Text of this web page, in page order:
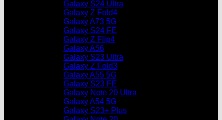
Galaxy S24 Ultra
Galaxy Z Fold4
Galaxy A73 5G
Galaxy S24 FE
Galaxy Z Flip4
Galaxy A56
Galaxy S23 Ultra
Galaxy Z Fold3
Galaxy A55 5G
Galaxy S23 FE
Galaxy Note 20 Ultra
Galaxy A54 5G
Galaxy S23+ Plus